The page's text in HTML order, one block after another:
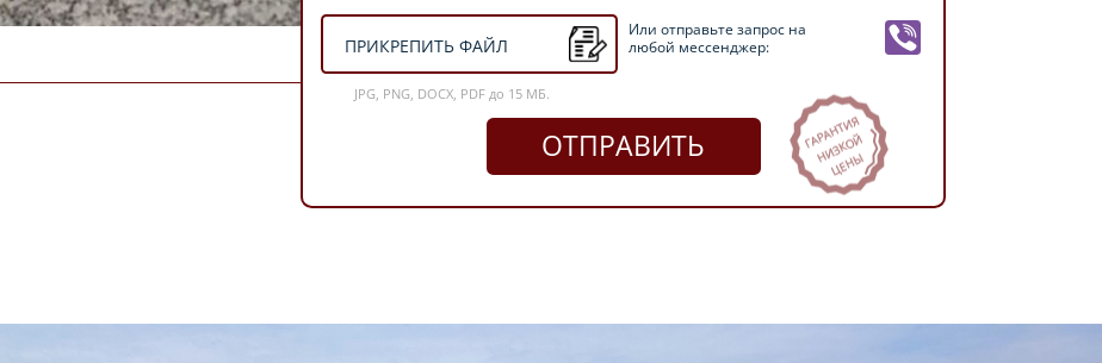
ПРИКРЕПИТЬ ФАЙЛ
JPG, PNG, DOCX, PDF до 15 МБ.
Или отправьте запрос на
любой мессенджер:
ОТПРАВИТЬ